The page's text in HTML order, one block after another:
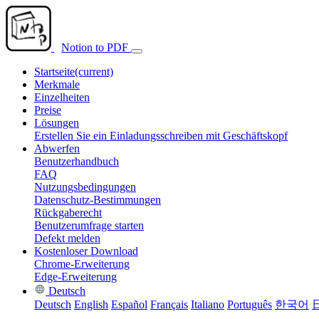
Notion to PDF
Startseite(current)
Merkmale
Einzelheiten
Preise
Lösungen
Erstellen Sie ein Einladungsschreiben mit Geschäftskopf
Abwerfen
Benutzerhandbuch
FAQ
Nutzungsbedingungen
Datenschutz-Bestimmungen
Rückgaberecht
Benutzerumfrage starten
Defekt melden
Kostenloser Download
Chrome-Erweiterung
Edge-Erweiterung
Deutsch
Deutsch English Español Français Italiano Português 한국어